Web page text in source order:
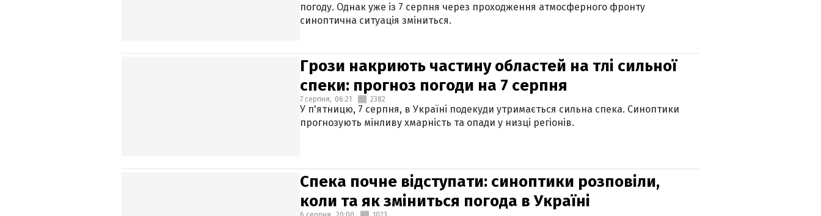
погоду. Однак уже із 7 серпня через проходження атмосферного фронту
синоптична ситуація зміниться.
Грози накриють частину областей на тлі сильної
спеки: прогноз погоди на 7 серпня
7 серпня, 06:21 2382
У п'ятницю, 7 серпня, в Україні подекуди утримається сильна спека. Синоптики
прогнозують мінливу хмарність та опади у низці регіонів.
Спека почне відступати: синоптики розповіли,
коли та як зміниться погода в Україні